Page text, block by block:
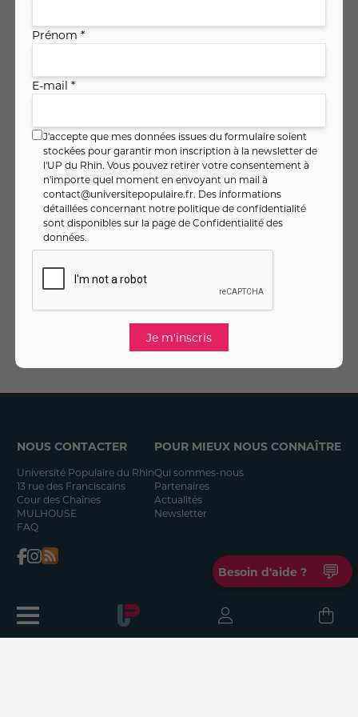
RETROUVEZ MOI SUR :
Prénom *
E-mail *
J'accepte que mes données issues du formulaire soient
stockées pour garantir mon inscription à la newsletter de
l'UP du Rhin. Vous pouvez retirer votre consentement à
n'importe quel moment en envoyant un mail à
contact@universitepopulaire.fr. Des informations
détaillées concernant notre politique de confidentialité
sont disponibles sur la page deConfidentialité des
données.
NOUS CONTACTER
Université Populaire du Rhin
13 rue des Franciscains
Cour des Chaînes
MULHOUSE
FAQ
POUR MIEUX NOUS CONNAÎTRE
Qui sommes-nous
Partenaires
Actualités
Newsletter
Carte bancaire
Chèques
Devenir animateur
Besoin d'aide ? 💬